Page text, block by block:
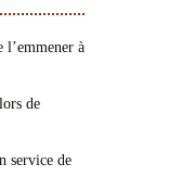
à
de
service de